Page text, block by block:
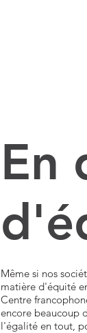
En
Même si nos
matière d'équité
Centre
encore beaucoup
l'égalité en tout,